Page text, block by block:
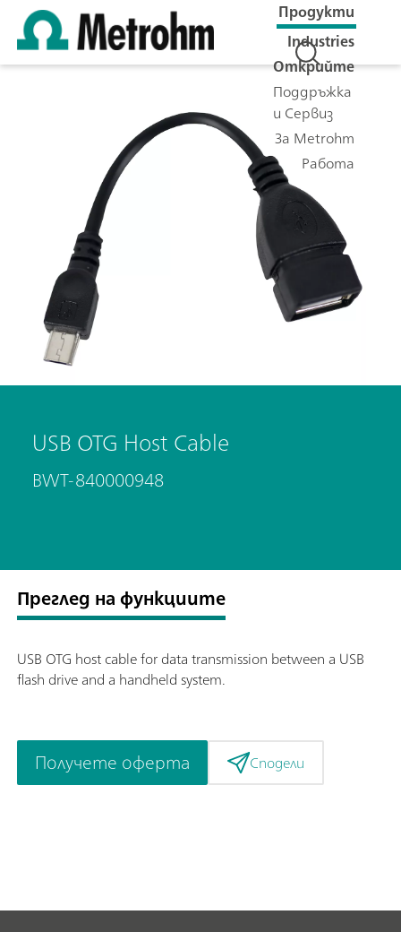
Продукти
Industries
Открийте
Поддръжка
и Сервиз
За Metrohm
Работа
USB OTG Host Cable
BWT-840000948
Преглед на функциите
USB OTG host cable for data transmission between a USB
flash drive and a handheld system.
Получете оферта Сподели